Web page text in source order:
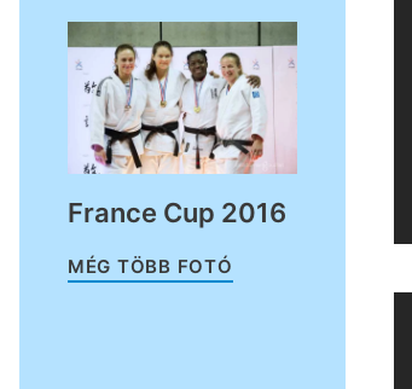
France Cup 2016
MÉG TÖBB FOTÓ